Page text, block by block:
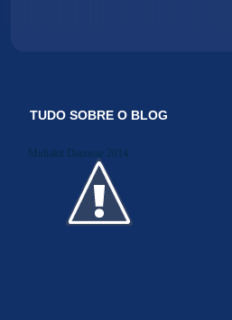
TUDO SOBRE O BLOG
Midiakit Danosse 2014